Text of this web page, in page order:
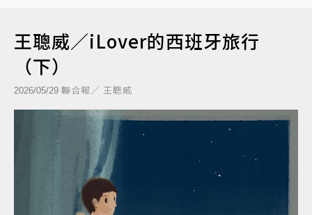
王聰威／iLover的西班牙旅行
（下）
2026/05/29 聯合報／ 王聰威